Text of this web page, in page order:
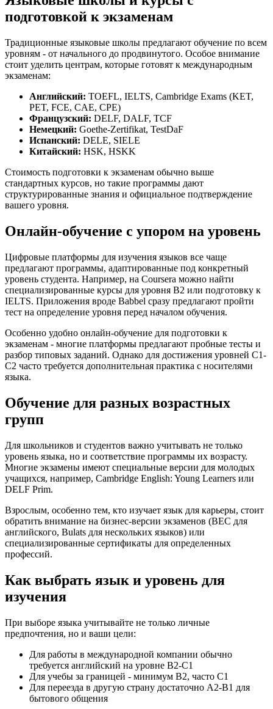
подготовкой к экзаменам
Традиционные языковые школы предлагают обучение по всем
уровням - от начального до продвинутого. Особое внимание
стоит уделить центрам, которые готовят к международным
экзаменам:
Английский: TOEFL, IELTS, Cambridge Exams (KET,
PET, FCE, CAE, CPE)
Французский: DELF, DALF, TCF
Немецкий: Goethe-Zertifikat, TestDaF
Испанский: DELE, SIELE
Китайский: HSK, HSKK
Стоимость подготовки к экзаменам обычно выше
стандартных курсов, но такие программы дают
структурированные знания и официальное подтверждение
вашего уровня.
Онлайн-обучение с упором на уровень
Цифровые платформы для изучения языков все чаще
предлагают программы, адаптированные под конкретный
уровень студента. Например, на Coursera можно найти
специализированные курсы для уровня B2 или подготовку к
IELTS. Приложения вроде Babbel сразу предлагают пройти
тест на определение уровня перед началом обучения.
Особенно удобно онлайн-обучение для подготовки к
экзаменам - многие платформы предлагают пробные тесты и
разбор типовых заданий. Однако для достижения уровней C1-
C2 часто требуется дополнительная практика с носителями
языка.
Обучение для разных возрастных
групп
Для школьников и студентов важно учитывать не только
уровень языка, но и соответствие программы их возрасту.
Многие экзамены имеют специальные версии для молодых
учащихся, например, Cambridge English: Young Learners или
DELF Prim.
Взрослым, особенно тем, кто изучает язык для карьеры, стоит
обратить внимание на бизнес-версии экзаменов (BEC для
английского, Bulats для нескольких языков) или
специализированные сертификаты для определенных
профессий.
Как выбрать язык и уровень для
изучения
При выборе языка учитывайте не только личные
предпочтения, но и ваши цели:
Для работы в международной компании обычно
требуется английский на уровне B2-C1
Для учебы за границей - минимум B2, часто C1
Для переезда в другую страну достаточно A2-B1 для
бытового общения